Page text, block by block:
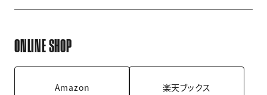
ONLINE SHOP
Amazon 楽天ブックス